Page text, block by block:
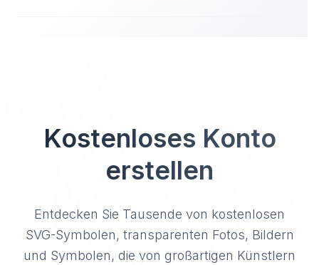
Kostenloses Konto
erstellen
Entdecken Sie Tausende von kostenlosen
SVG-Symbolen, transparenten Fotos, Bildern
und Symbolen, die von großartigen Künstlern